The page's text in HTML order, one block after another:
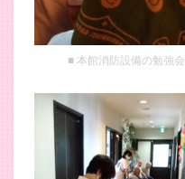
本館消防設備の勉強会